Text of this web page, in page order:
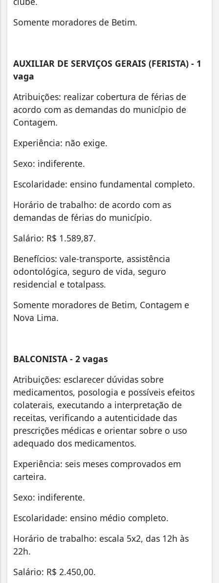
Somente moradores de Betim.
AUXILIAR DE SERVIÇOS GERAIS (FERISTA) - 1
vaga
Atribuições: realizar cobertura de férias de
acordo com as demandas do município de
Contagem.
Experiência: não exige.
Sexo: indiferente.
Escolaridade: ensino fundamental completo.
Horário de trabalho: de acordo com as
demandas de férias do município.
Salário: R$ 1.589,87.
Benefícios: vale-transporte, assistência
odontológica, seguro de vida, seguro
residencial e totalpass.
Somente moradores de Betim, Contagem e
Nova Lima.
BALCONISTA - 2 vagas
Atribuições: esclarecer dúvidas sobre
medicamentos, posologia e possíveis efeitos
colaterais, executando a interpretação de
receitas, verificando a autenticidade das
prescrições médicas e orientar sobre o uso
adequado dos medicamentos.
Experiência: seis meses comprovados em
carteira.
Sexo: indiferente.
Escolaridade: ensino médio completo.
Horário de trabalho: escala 5x2, das 12h às
22h.
Salário: R$ 2.450,00.